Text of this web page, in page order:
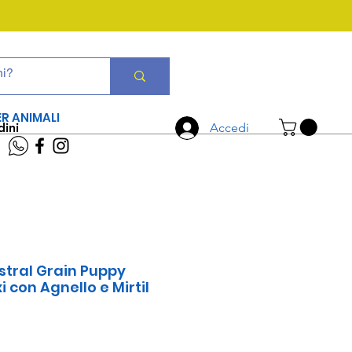
Accedi
ANIMALI
Grain Puppy
con Agnello e Mirtil